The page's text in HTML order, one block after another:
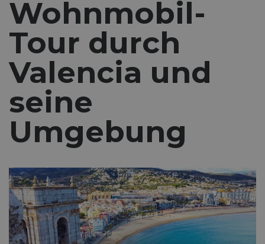
Wohnmobil-
Tour durch
Valencia und
seine
Umgebung